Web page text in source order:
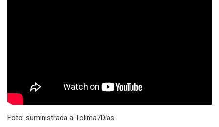
Foto: suministrada a Tolima7Días.